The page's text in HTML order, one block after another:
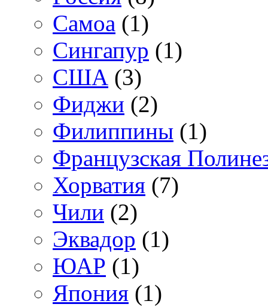
Самоа (1)
Сингапур (1)
США (3)
Фиджи (2)
Филиппины (1)
Французская
Хорватия (7)
Чили (2)
Эквадор (1)
ЮАР (1)
Япония (1)